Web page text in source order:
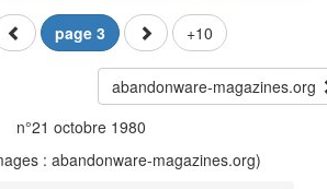
page 3 +10
abandonware-magazines.org
n°21 octobre 1980
: abandonware-magazines.org)